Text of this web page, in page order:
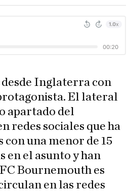
desde Inglaterra con
El lateral
apartado del
redes sociales que ha
una menor de 15
en el asunto y han
Bournemouth es
en las redes